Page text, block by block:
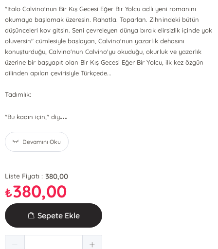
"Italo Calvino'nun Bir Kış Gecesi Eğer Bir Yolcu adlı yeni romanını
okumaya başlamak üzeresin. Rahatla. Toparlan. Zihnindeki bütün
düşünceleri kov gitsin. Seni çevreleyen dünya bırak elirsizlik içinde yok
oluversin" cümlesiyle başlayan, Calvino'nun yazarlık dehasını
konuşturduğu, Calvino'nun Calvino'yu okuduğu, okurluk ve yazarlık
üzerine bir başyapıt olan Bir Kış Gecesi Eğer Bir Yolcu, ilk kez özgün
dilinden apılan çevirisiyle Türkçede...
Tadımlık:
"Bu kadın için," diy...
Devamını Oku
Liste Fiyatı : 380,00
₺380,00
Sepete Ekle